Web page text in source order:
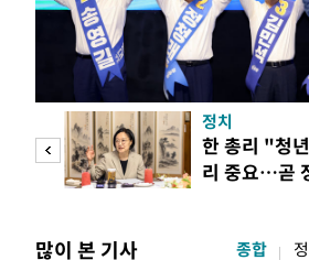
피
정치
한 총리 "청
리 중요…곧
많이 본 기사 종합